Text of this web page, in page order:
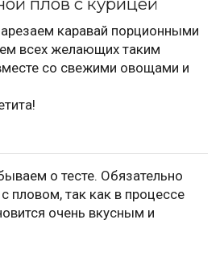
каравай порционными
всех желающих таким
со свежими овощами и
о тесте. Обязательно
пловом, так как в процессе
очень вкусным и